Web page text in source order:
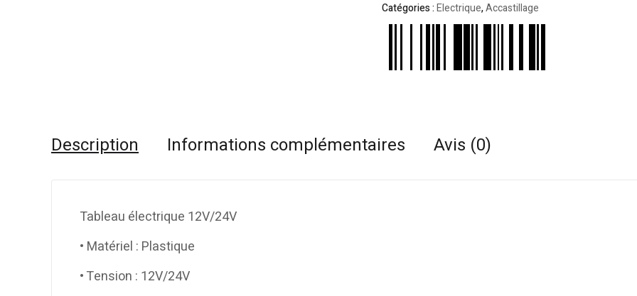
Catégories :Electrique,Accastillage
Description Informations complémentaires Avis (0)
Tableau électrique 12V/24V
• Matériel : Plastique
• Tension : 12V/24V